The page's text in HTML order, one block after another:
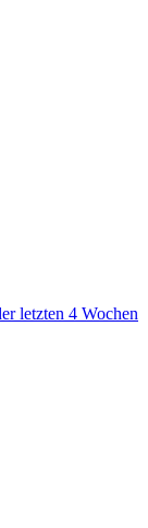
letzten 4 Wochen